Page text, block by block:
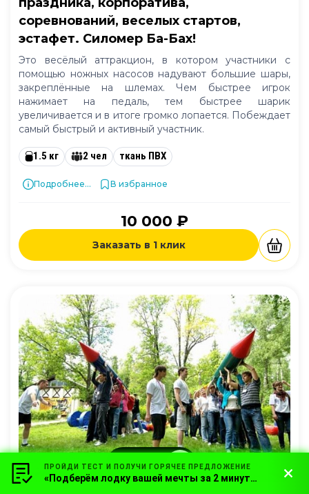
Фильтры
соревнований, веселых стартов,
эстафет. Силомер Ба-Бах!
Это весёлый аттракцион, в котором участники с
помощью ножных насосов надувают большие шары,
закреплённые на шлемах. Чем быстрее игрок
нажимает на педаль, тем быстрее шарик
увеличивается и в итоге громко лопается. Побеждает
самый быстрый и активный участник.
1.5 кг 2 чел ткань ПВХ
Подробнее... В избранное
10 000 ₽
Заказать в 1 клик
ПРОЙДИ ТЕСТ И ПОЛУЧИ ГОРЯЧЕЕ ПРЕДЛОЖЕНИЕ
«Подберём лодку вашей мечты за 2 минуты!»